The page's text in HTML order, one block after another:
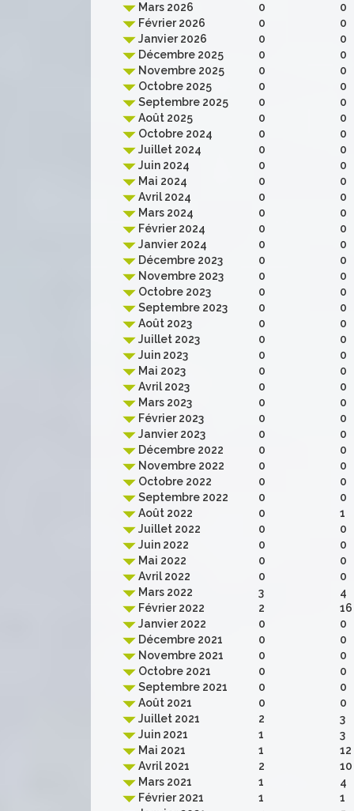
Mars 2026
0
0
Février 2026
0
0
Janvier 2026
0
0
Décembre 2025
0
0
Novembre 2025
0
0
Octobre 2025
0
0
Septembre 2025
0
0
Août 2025
0
0
Octobre 2024
0
0
Juillet 2024
0
0
Juin 2024
0
0
Mai 2024
0
0
Avril 2024
0
0
Mars 2024
0
0
Février 2024
0
0
Janvier 2024
0
0
Décembre 2023
0
0
Novembre 2023
0
0
Octobre 2023
0
0
Septembre 2023
0
0
Août 2023
0
0
Juillet 2023
0
0
Juin 2023
0
0
Mai 2023
0
0
Avril 2023
0
0
Mars 2023
0
0
Février 2023
0
0
Janvier 2023
0
0
Décembre 2022
0
0
Novembre 2022
0
0
Octobre 2022
0
0
Septembre 2022
0
0
Août 2022
0
1
Juillet 2022
0
0
Juin 2022
0
0
Mai 2022
0
0
Avril 2022
0
0
Mars 2022
3
4
Février 2022
2
16
Janvier 2022
0
0
Décembre 2021
0
0
Novembre 2021
0
0
Octobre 2021
0
0
Septembre 2021
0
0
Août 2021
0
0
Juillet 2021
2
3
Juin 2021
1
3
Mai 2021
1
12
Avril 2021
2
10
Mars 2021
1
4
Février 2021
1
1